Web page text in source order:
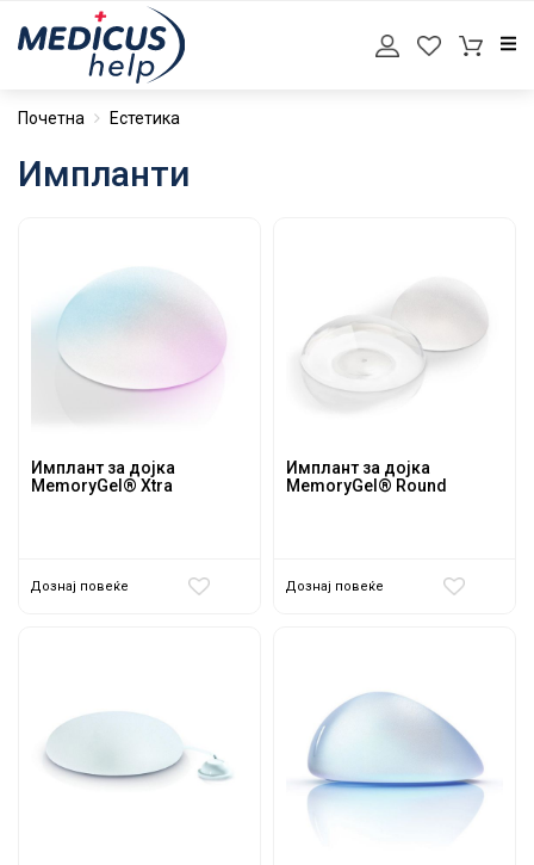
Почетна Естетика
Импланти
Имплант за дојка
MemoryGel® Xtra
Дознај повеќе
Имплант за дојка
MemoryGel® Round
Дознај повеќе